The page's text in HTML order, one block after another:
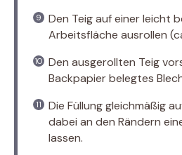
Den Teig auf einer leicht
Arbeitsfläche ausrollen
Den ausgerollten Teig
Backpapier belegtes
Die Füllung gleichmäßig
dabei an den Rändern
lassen.